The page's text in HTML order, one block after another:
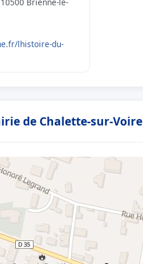
lhistoire-du-
de Chalette-sur-Voire